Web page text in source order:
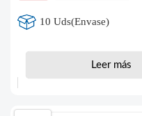
10 Uds(Envase)
Leer más